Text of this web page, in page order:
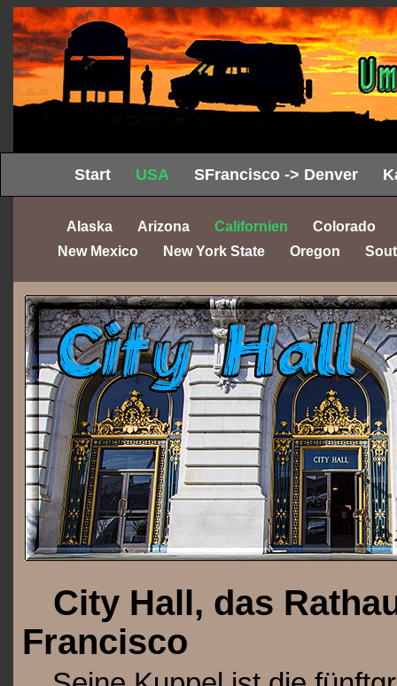
Start USA SFrancisco -> Denver
Alaska Arizona Californien
Colorado
New Mexico
New York State Oregon
City Hall, das
Francisco